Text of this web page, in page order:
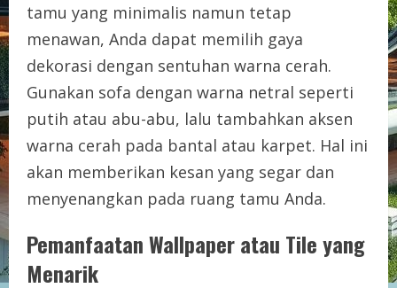
tamu yang minimalis namun tetap
menawan, Anda dapat memilih gaya
dekorasi dengan sentuhan warna cerah.
Gunakan sofa dengan warna netral seperti
putih atau abu-abu, lalu tambahkan aksen
warna cerah pada bantal atau karpet. Hal ini
akan memberikan kesan yang segar dan
menyenangkan pada ruang tamu Anda.
Pemanfaatan Wallpaper atau Tile yang
Menarik